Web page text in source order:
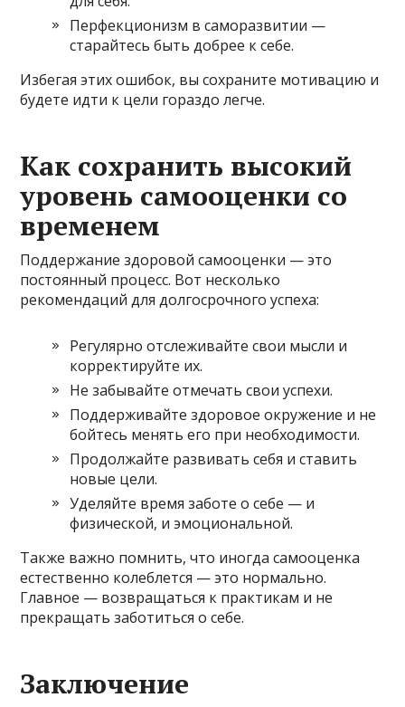
Перфекционизм в саморазвитии —
старайтесь быть добрее к себе.
Избегая этих ошибок, вы сохраните мотивацию и
будете идти к цели гораздо легче.
Как сохранить высокий
уровень самооценки со
временем
Поддержание здоровой самооценки — это
постоянный процесс. Вот несколько
рекомендаций для долгосрочного успеха:
Регулярно отслеживайте свои мысли и
корректируйте их.
Не забывайте отмечать свои успехи.
Поддерживайте здоровое окружение и не
бойтесь менять его при необходимости.
Продолжайте развивать себя и ставить
новые цели.
Уделяйте время заботе о себе — и
физической, и эмоциональной.
Также важно помнить, что иногда самооценка
естественно колеблется — это нормально.
Главное — возвращаться к практикам и не
прекращать заботиться о себе.
Заключение